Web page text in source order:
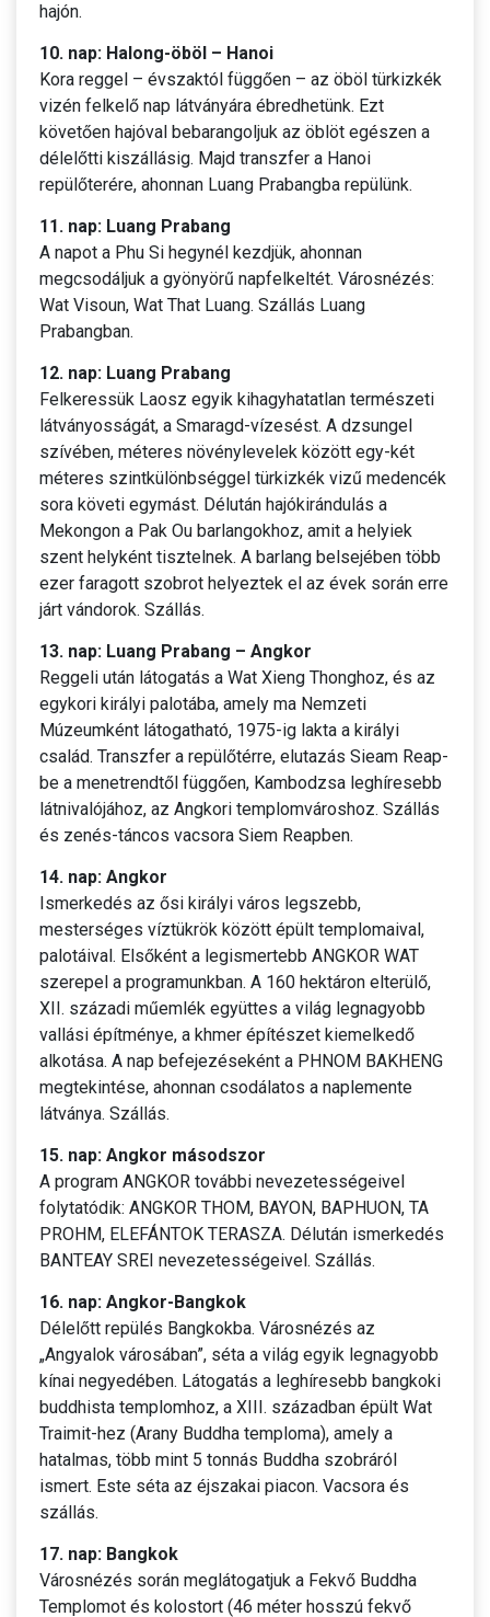
hajón.
10. nap: Halong-öböl – Hanoi
Kora reggel – évszaktól függően – az öböl türkizkék
vizén felkelő nap látványára ébredhetünk. Ezt
követően hajóval bebarangoljuk az öblöt egészen a
délelőtti kiszállásig. Majd transzfer a Hanoi
repülőterére, ahonnan Luang Prabangba repülünk.
11. nap: Luang Prabang
A napot a Phu Si hegynél kezdjük, ahonnan
megcsodáljuk a gyönyörű napfelkeltét. Városnézés:
Wat Visoun, Wat That Luang. Szállás Luang
Prabangban.
12. nap: Luang Prabang
Felkeressük Laosz egyik kihagyhatatlan természeti
látványosságát, a Smaragd-vízesést. A dzsungel
szívében, méteres növénylevelek között egy-két
méteres szintkülönbséggel türkizkék vizű medencék
sora követi egymást. Délután hajókirándulás a
Mekongon a Pak Ou barlangokhoz, amit a helyiek
szent helyként tisztelnek. A barlang belsejében több
ezer faragott szobrot helyeztek el az évek során erre
járt vándorok. Szállás.
13. nap: Luang Prabang – Angkor
Reggeli után látogatás a Wat Xieng Thonghoz, és az
egykori királyi palotába, amely ma Nemzeti
Múzeumként látogatható, 1975-ig lakta a királyi
család. Transzfer a repülőtérre, elutazás Sieam Reap-
be a menetrendtől függően, Kambodzsa leghíresebb
látnivalójához, az Angkori templomvároshoz. Szállás
és zenés-táncos vacsora Siem Reapben.
14. nap: Angkor
Ismerkedés az ősi királyi város legszebb,
mesterséges víztükrök között épült templomaival,
palotáival. Elsőként a legismertebb ANGKOR WAT
szerepel a programunkban. A 160 hektáron elterülő,
XII. századi műemlék együttes a világ legnagyobb
vallási építménye, a khmer építészet kiemelkedő
alkotása. A nap befejezéseként a PHNOM BAKHENG
megtekintése, ahonnan csodálatos a naplemente
látványa. Szállás.
15. nap: Angkor másodszor
A program ANGKOR további nevezetességeivel
folytatódik: ANGKOR THOM, BAYON, BAPHUON, TA
PROHM, ELEFÁNTOK TERASZA. Délután ismerkedés
BANTEAY SREI nevezetességeivel. Szállás.
16. nap: Angkor-Bangkok
Délelőtt repülés Bangkokba. Városnézés az
„Angyalok városában”, séta a világ egyik legnagyobb
kínai negyedében. Látogatás a leghíresebb bangkoki
buddhista templomhoz, a XIII. században épült Wat
Traimit-hez (Arany Buddha temploma), amely a
hatalmas, több mint 5 tonnás Buddha szobráról
ismert. Este séta az éjszakai piacon. Vacsora és
szállás.
17. nap: Bangkok
Városnézés során meglátogatjuk a Fekvő Buddha
Templomot és kolostort (46 méter hosszú fekvő